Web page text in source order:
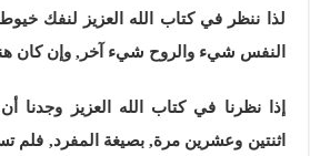
لذا ننظر في كتاب الله العزيز لنفك
النفس شيء والروح شيء آخر, وإن كان
إذا نظرنا في كتاب الله العزيز
اثنتين وعشرين مرة, بصيغة المفرد, فلم